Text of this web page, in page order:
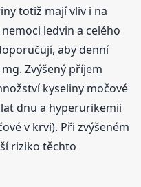
totiž mají vliv i na
ledvin a celého
aby denní
Zvýšený příjem
kyseliny močové
dnu a hyperurikemii
v krvi). Při zvýšeném
riziko těchto